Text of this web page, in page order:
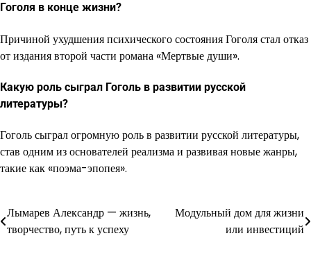
Гоголя в конце жизни?
Причиной ухудшения психического состояния Гоголя стал отказ
от издания второй части романа «Мертвые души».
Какую роль сыграл Гоголь в развитии русской
литературы?
Гоголь сыграл огромную роль в развитии русской литературы,
став одним из основателей реализма и развивая новые жанры,
такие как «поэма-эпопея».
Навигация
Лымарев Александр — жизнь,
творчество, путь к успеху
Модульный дом для жизни
или инвестиций